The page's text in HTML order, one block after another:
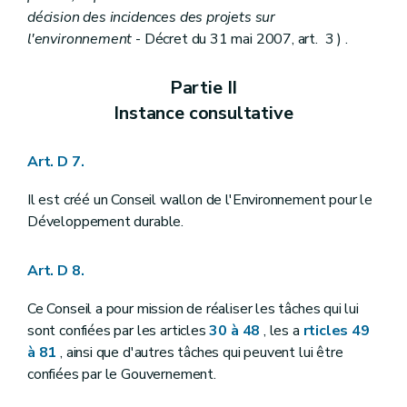
Art. R41-3
Art. R41-4
Art. R41-5
Des incidences transfrontières
Art. R41-7
Chapitre IV
Chapitre V Publicité relative à la décision
Art. R41-11
Chapitre VI
Art. R41-15
Art. R41-16
Partie IV Planification environnementale dans le cadre du développement durable
Art. R 42
Art. R 43
décision des incidences des projets sur
l'environnement - Décret du 31 mai 2007, art. 3 ) .
Partie II
Instance consultative
Art. D 7.
Il est créé un Conseil wallon de l'Environnement pour le
Développement durable.
Art. D 8.
Ce Conseil a pour mission de réaliser les tâches qui lui
sont confiées par les articles30 à 48 , les a rticles 49
à 81 , ainsi que d'autres tâches qui peuvent lui être
confiées par le Gouvernement.